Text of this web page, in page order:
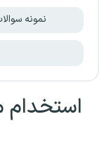
نمونه
استخدام